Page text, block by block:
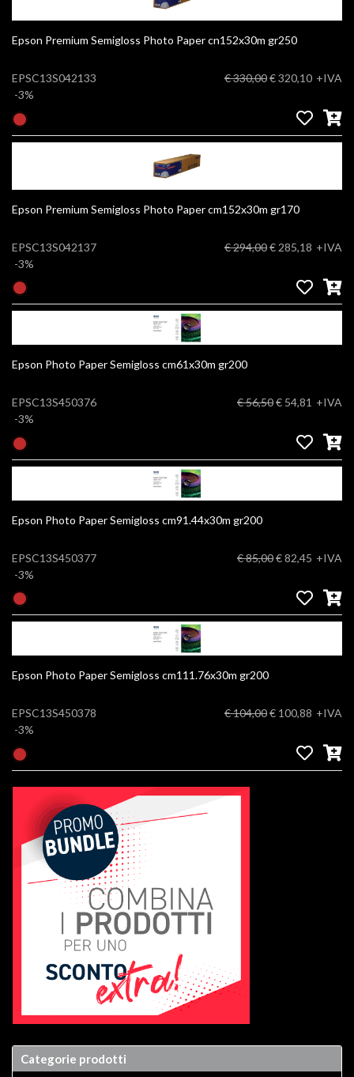
Epson Premium Semigloss Photo Paper cn152x30m gr250
EPSC13S042133
-3%
€ 330,00€ 320,10 +IVA
Epson Premium Semigloss Photo Paper cm152x30m gr170
EPSC13S042137
-3%
€ 294,00€ 285,18 +IVA
Epson Photo Paper Semigloss cm61x30m gr200
EPSC13S450376
-3%
€ 56,50€ 54,81 +IVA
Epson Photo Paper Semigloss cm91.44x30m gr200
EPSC13S450377
-3%
€ 85,00€ 82,45 +IVA
Epson Photo Paper Semigloss cm111.76x30m gr200
EPSC13S450378
-3%
€ 104,00€ 100,88 +IVA
Categorie prodotti